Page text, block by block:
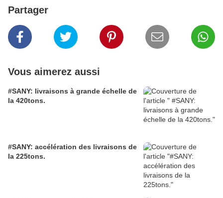
Partager
Vous aimerez aussi
#SANY: livraisons à grande échelle de
la 420tons.
#SANY: accélération des livraisons de
la 225tons.